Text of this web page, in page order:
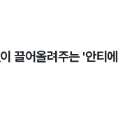
어올려주는 '안티에